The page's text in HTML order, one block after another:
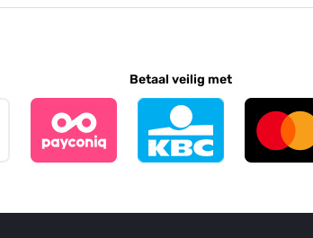
Betaal veilig met